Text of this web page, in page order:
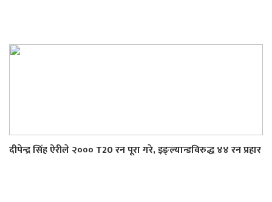
दीपेन्द्र सिंह ऐरीले २००० T20 रन पूरा गरे, इङ्ल्यान्डविरुद्ध ४४ रन प्रहार